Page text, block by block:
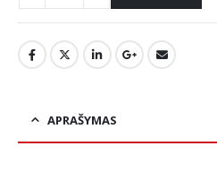
APRAŠYMAS